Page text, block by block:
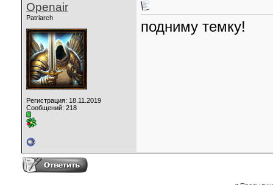
Openair
Patriarch
Регистрация: 18.11.2019
Сообщений: 218
подниму темку!